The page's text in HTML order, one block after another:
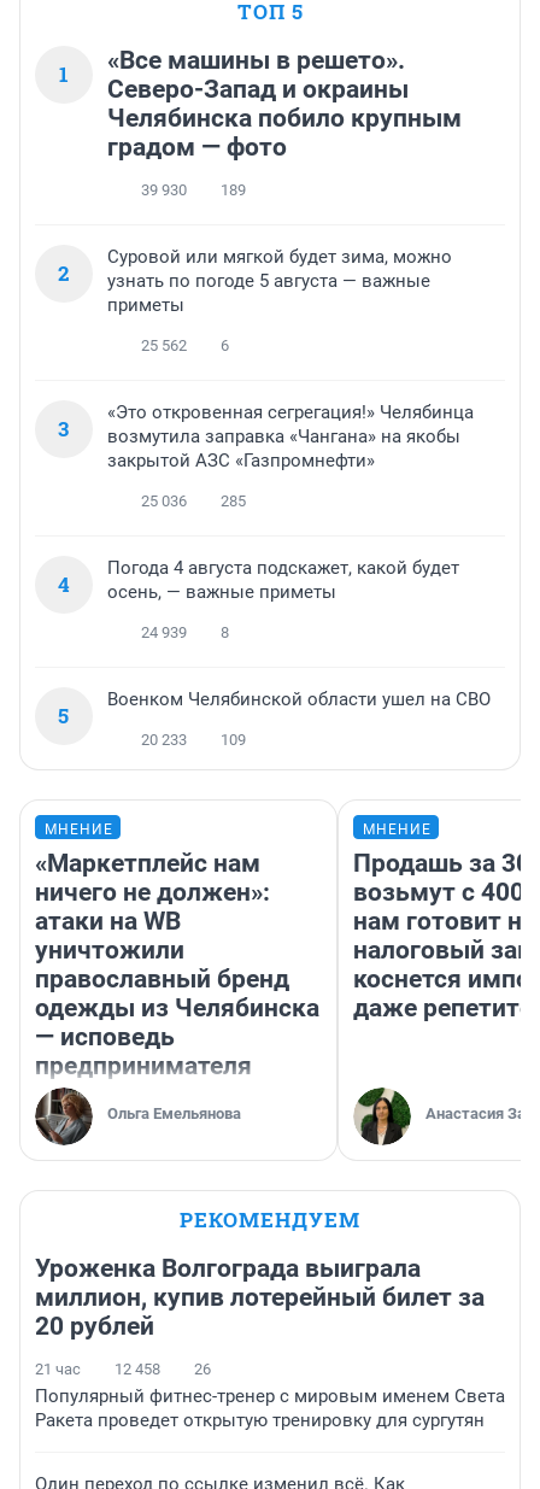
ТОП 5
1
«Все машины в решето».
Северо-Запад и окраины
Челябинска побило крупным
градом — фото
39 930 189
2
Суровой или мягкой будет зима, можно
узнать по погоде 5 августа — важные
приметы
25 562 6
3
«Это откровенная сегрегация!» Челябинца
возмутила заправка «Чангана» на якобы
закрытой АЗС «Газпромнефти»
25 036 285
4
Погода 4 августа подскажет, какой будет
осень, — важные приметы
24 939 8
5
Военком Челябинской области ушел на СВО
20 233 109
МНЕНИЕ
«Маркетплейс нам
ничего не должен»:
атаки на WB
уничтожили
православный бренд
одежды из Челябинска
— исповедь
предпринимателя
Ольга Емельянова
МНЕНИЕ
Продашь за
возьмут с
нам готовит
налоговый
коснется
даже
Анастасия
РЕКОМЕНДУЕМ
Уроженка Волгограда выиграла
миллион, купив лотерейный билет за
20 рублей
21 час 12 458 26
Популярный фитнес-тренер с мировым именем Света
Ракета проведет открытую тренировку для сургутян
Один переход по ссылке изменил всё. Как